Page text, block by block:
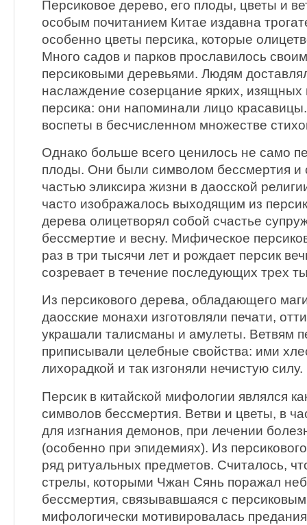
Персиковое дерево, его плоды, цветы и
особым почитанием Китае издавна
особенно цветы персика, которые
Много садов и парков прославилось
персиковыми деревьями. Людям
наслаждение созерцание ярких, изящных
персика: они напоминали лицо
воспеты в бесчисленном множестве
Однако больше всего ценилось не само
плоды. Они были символом бессмертия и
частью эликсира жизни в даосской
часто изображалось выходящим из
дерева олицетворял собой счастье
бессмертие и весну. Мифическое
раз в три тысячи лет и рождает персик
созревает в течение последующих трех
Из персикового дерева, обладающего
даосские монахи изготовляли печати,
украшали талисманы и амулеты. Ветвям
приписывали целебные свойства: ими
лихорадкой и так изгоняли нечистую силу.
Персик в китайской мифологии являлся
символов бессмертия. Ветви и цветы, в
для изгнания демонов, при лечении
(особенно при эпидемиях). Из
ряд ритуальных предметов. Считалось,
стрелы, которыми Чжан Сянь поражал
бессмертия, связывавшаяся с
мифологически мотивировалась